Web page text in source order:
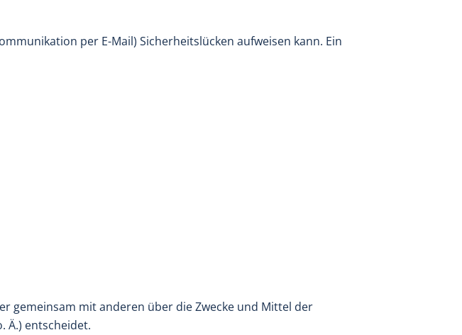
per E-Mail) Sicherheitslücken aufweisen kann. Ein
gemeinsam mit anderen über die Zwecke und Mittel der
Ä.) entscheidet.